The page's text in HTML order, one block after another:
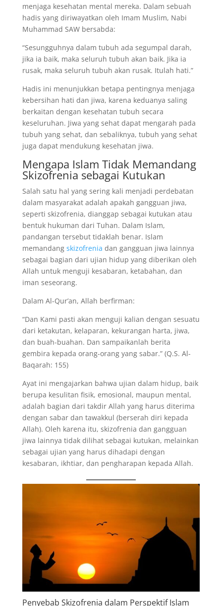
menjaga kesehatan mental mereka. Dalam sebuah
hadis yang diriwayatkan oleh Imam Muslim, Nabi
Muhammad SAW bersabda:
“Sesungguhnya dalam tubuh ada segumpal darah,
jika ia baik, maka seluruh tubuh akan baik. Jika ia
rusak, maka seluruh tubuh akan rusak. Itulah hati.”
Hadis ini menunjukkan betapa pentingnya menjaga
kebersihan hati dan jiwa, karena keduanya saling
berkaitan dengan kesehatan tubuh secara
keseluruhan. Jiwa yang sehat dapat mengarah pada
tubuh yang sehat, dan sebaliknya, tubuh yang sehat
juga dapat mendukung kesehatan jiwa.
Mengapa Islam Tidak Memandang
Skizofrenia sebagai Kutukan
Salah satu hal yang sering kali menjadi perdebatan
dalam masyarakat adalah apakah gangguan jiwa,
seperti skizofrenia, dianggap sebagai kutukan atau
bentuk hukuman dari Tuhan. Dalam Islam,
pandangan tersebut tidaklah benar. Islam
memandang skizofrenia dan gangguan jiwa lainnya
sebagai bagian dari ujian hidup yang diberikan oleh
Allah untuk menguji kesabaran, ketabahan, dan
iman seseorang.
Dalam Al-Qur’an, Allah berfirman:
“Dan Kami pasti akan menguji kalian dengan sesuatu
dari ketakutan, kelaparan, kekurangan harta, jiwa,
dan buah-buahan. Dan sampaikanlah berita
gembira kepada orang-orang yang sabar.” (Q.S. Al-
Baqarah: 155)
Ayat ini mengajarkan bahwa ujian dalam hidup, baik
berupa kesulitan fisik, emosional, maupun mental,
adalah bagian dari takdir Allah yang harus diterima
dengan sabar dan tawakkul (berserah diri kepada
Allah). Oleh karena itu, skizofrenia dan gangguan
jiwa lainnya tidak dilihat sebagai kutukan, melainkan
sebagai ujian yang harus dihadapi dengan
kesabaran, ikhtiar, dan pengharapan kepada Allah.
Penyebab Skizofrenia dalam Perspektif Islam